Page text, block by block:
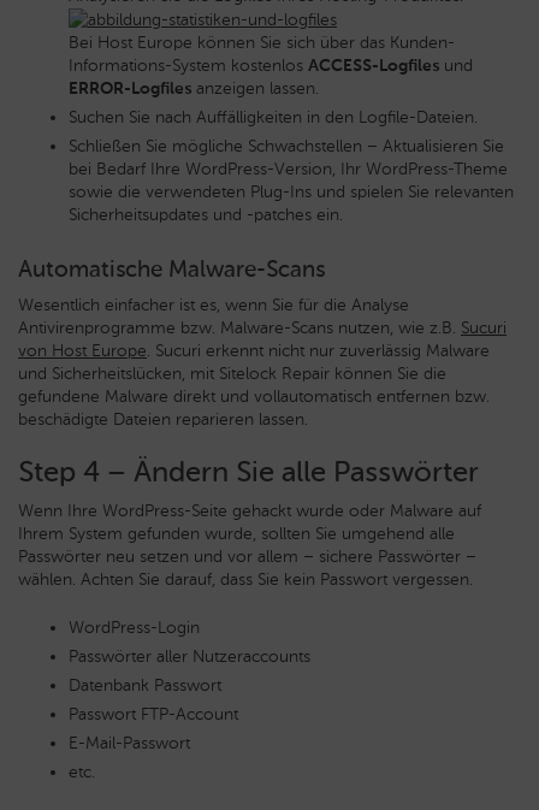
Bei Host Europe können Sie sich über das Kunden-
Informations-System kostenlos ACCESS-Logfiles und
ERROR-Logfiles anzeigen lassen.
Suchen Sie nach Auffälligkeiten in den Logfile-Dateien.
Schließen Sie mögliche Schwachstellen – Aktualisieren Sie
bei Bedarf Ihre WordPress-Version, Ihr WordPress-Theme
sowie die verwendeten Plug-Ins und spielen Sie relevanten
Sicherheitsupdates und -patches ein.
Automatische Malware-Scans
Wesentlich einfacher ist es, wenn Sie für die Analyse
Antivirenprogramme bzw. Malware-Scans nutzen, wie z.B. Sucuri
von Host Europe. Sucuri erkennt nicht nur zuverlässig Malware
und Sicherheitslücken, mit Sitelock Repair können Sie die
gefundene Malware direkt und vollautomatisch entfernen bzw.
beschädigte Dateien reparieren lassen.
Step 4 – Ändern Sie alle Passwörter
Wenn Ihre WordPress-Seite gehackt wurde oder Malware auf
Ihrem System gefunden wurde, sollten Sie umgehend alle
Passwörter neu setzen und vor allem – sichere Passwörter –
wählen. Achten Sie darauf, dass Sie kein Passwort vergessen.
WordPress-Login
Passwörter aller Nutzeraccounts
Datenbank Passwort
Passwort FTP-Account
E-Mail-Passwort
etc.